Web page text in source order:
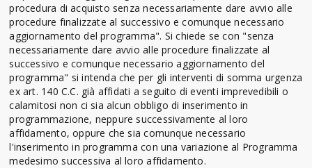
procedura di acquisto senza necessariamente dare avvio alle
procedure finalizzate al successivo e comunque necessario
aggiornamento del programma". Si chiede se con "senza
necessariamente dare avvio alle procedure finalizzate al
successivo e comunque necessario aggiornamento del
programma" si intenda che per gli interventi di somma urgenza
ex art. 140 C.C. già affidati a seguito di eventi imprevedibili o
calamitosi non ci sia alcun obbligo di inserimento in
programmazione, neppure successivamente al loro
affidamento, oppure che sia comunque necessario
l'inserimento in programma con una variazione al Programma
medesimo successiva al loro affidamento.